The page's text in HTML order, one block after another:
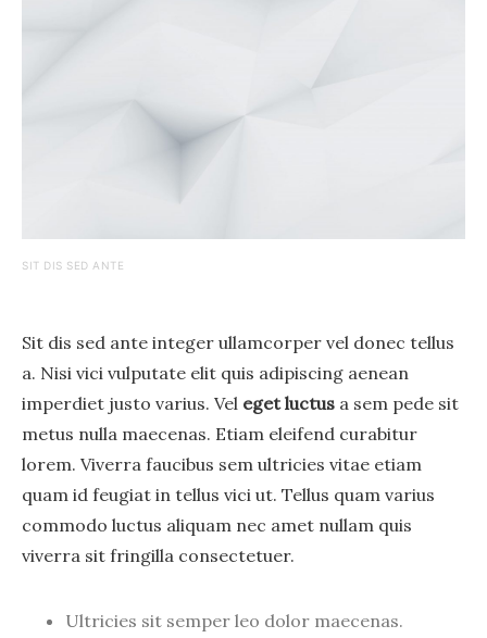
SIT DIS SED ANTE
Sit dis sed ante integer ullamcorper vel donec tellus
a. Nisi vici vulputate elit quis adipiscing aenean
imperdiet justo varius. Vel eget luctus a sem pede sit
metus nulla maecenas. Etiam eleifend curabitur
lorem. Viverra faucibus sem ultricies vitae etiam
quam id feugiat in tellus vici ut. Tellus quam varius
commodo luctus aliquam nec amet nullam quis
viverra sit fringilla consectetuer.
Ultricies sit semper leo dolor maecenas.